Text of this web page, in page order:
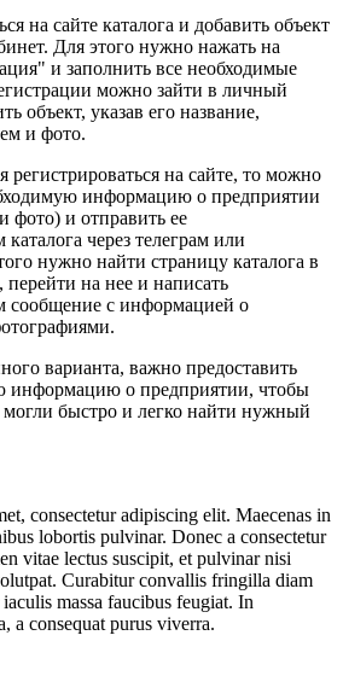
на сайте каталога и добавить объект
Для этого нужно нажать на
и заполнить все необходимые
можно зайти в личный
объект, указав его название,
и фото.
регистрироваться на сайте, то можно
информацию о предприятии
фото) и отправить ее
через телеграм или
нужно найти страницу каталога в
перейти на нее и написать
сообщение с информацией о
варианта, важно предоставить
информацию о предприятии, чтобы
могли быстро и легко найти нужный
consectetur adipiscing elit. Maecenas in
lobortis pulvinar. Donec a consectetur
vitae lectus suscipit, et pulvinar nisi
Curabitur convallis fringilla diam
massa faucibus feugiat. In
a consequat purus viverra.